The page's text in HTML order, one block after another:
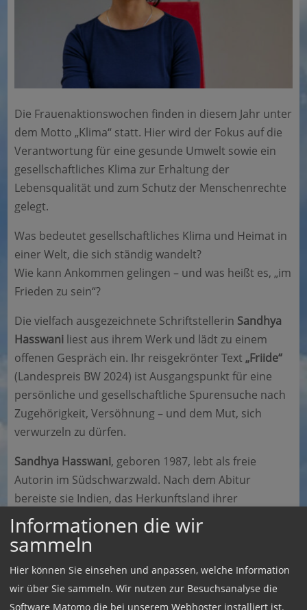
Die Frauenaktionswochen finden in diesem Jahr unter
dem Motto „Klima“ statt. Hier wird der Fokus auf die
Verantwortung für eine gesunde Umwelt sowie ein
gesellschaftliches Klima zur Erhaltung der
Lebensqualität und zum Schutz der Menschenrechte
gelegt.
Was bedeutet gesellschaftliches Klima und Heimat in
einer Welt, die sich ständig wandelt?
Wie kann Ankommen gelingen – und was heißt es, „im
Frieden zu sein“?
Die vielfach ausgezeichnete Schriftstellerin Sandhya
Hasswani liest aus ihrem Werk und lädt zu einem
offenen Gespräch ein. Ihr reisgekrönter Text„Friide“
(Landespreis BW 2024) ist Ausgangspunkt für eine
persönliche und gesellschaftliche Spurensuche nach
Zugehörigkeit, Versöhnung – und dem Mut, sich
verwurzeln zu dürfen.
Sandhya Hasswani, geboren 1987, lebt als freie
Autorin im Südschwarzwald. Nach dem Abitur
bereiste sie Indien, das Herkunftsland ihrer
Großeltern, und studierte anschließend Geschichte
und Journalismus in Darmstadt und Freiburg. Ihr
Werk umfasst Lyrik und Prosa mit Schwerpunkten auf
Kulturgeschichte, regionaler Identität und
philosophischen Themen. Zu ihren bekanntesten
Informationen die wir
sammeln
Hier können Sie einsehen und anpassen, welche Information
wir über Sie sammeln. Wir nutzen zur Besuchsanalyse die
Software Matomo die bei unserem Webhoster installiert ist.